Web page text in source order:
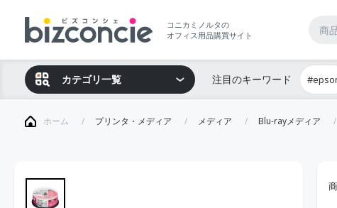
コニカミノルタの
オフィス用品購買サイト
カテゴリ一覧 注目のキーワード
ホーム プリンタ・メディア メディア Blu-rayメディア